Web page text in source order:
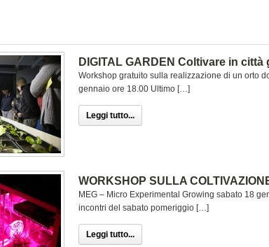
DIGITAL GARDEN Coltivare in città
Workshop gratuito sulla realizzazione di un orto
gennaio ore 18.00 Ultimo […]
Leggi tutto...
WORKSHOP SULLA
MEG – Micro Experimental Growing sabato 18
incontri del sabato pomeriggio […]
Leggi tutto...